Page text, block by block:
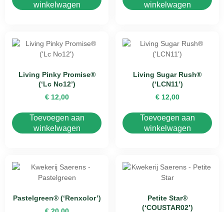
winkelwagen
winkelwagen
Living Pinky Promise®
(‘Lc No12’)
€12,00
Toevoegen aan
winkelwagen
Living Sugar Rush®
(‘LCN11’)
€12,00
Toevoegen aan
winkelwagen
Pastelgreen® (‘Renxolor’)
Petite Star®
(‘COUSTAR02’)